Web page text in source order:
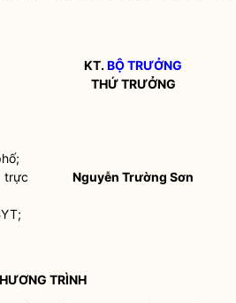
KT.BỘ TRƯỞNG
THỨ TRƯỞNG
Nguyễn Trường Sơn
TRÌNH